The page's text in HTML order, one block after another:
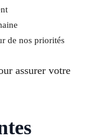
de nos priorités
assurer votre